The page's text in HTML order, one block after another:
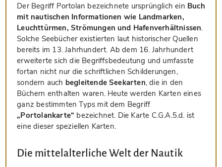
Der Begriff Portolan bezeichnete ursprünglich ein Buch
mit nautischen Informationen wie Landmarken,
Leuchttürmen, Strömungen und Hafenverhältnissen.
Solche Seebücher existierten laut historischer Quellen
bereits im 13. Jahrhundert. Ab dem 16. Jahrhundert
erweiterte sich die Begriffsbedeutung und umfasste
fortan nicht nur die schriftlichen Schilderungen,
sondern auch begleitende Seekarten, die in den
Büchern enthalten waren. Heute werden Karten eines
ganz bestimmten Typs mit dem Begriff
„Portolankarte“ bezeichnet. Die Karte C.G.A.5.d. ist
eine dieser speziellen Karten.
Die mittelalterliche Welt der Nautik